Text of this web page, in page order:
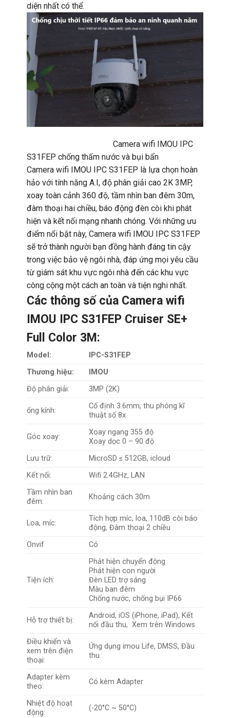
diện nhất có thể.
Camera wifi IMOU IPC
S31FEP chống thấm nước và bụi bẩn
Camera wifi IMOU IPC S31FEP là lựa chọn hoàn
hảo với tính năng A.I, độ phân giải cao 2K 3MP,
xoay toàn cảnh 360 độ, tầm nhìn ban đêm 30m,
đàm thoại hai chiều, báo động đèn còi khi phát
hiện và kết nối mạng nhanh chóng. Với những ưu
điểm nổi bật này, Camera wifi IMOU IPC S31FEP
sẽ trở thành người bạn đồng hành đáng tin cậy
trong việc bảo vệ ngôi nhà, đáp ứng mọi yêu cầu
từ giám sát khu vực ngôi nhà đến các khu vực
công cộng một cách an toàn và tiện nghi nhất.
Các thông số của Camera wifi
IMOU IPC S31FEP Cruiser SE+
Full Color 3M:
Model:
IPC-S31FEP
Thương hiệu:
IMOU
Độ phân giải:
3MP (2K)
ống kính:
Cố định 3.6mm, thu phóng kĩ
thuật số 8x
Góc xoay:
Xoay ngang 355 độ
Xoay dọc 0 – 90 độ
Lưu trữ:
MicroSD ≤ 512GB, icloud
Kết nối:
Wifi 2.4GHz, LAN
Tầm nhìn ban
đêm:
Khoảng cách 30m
Loa, míc:
Tích hợp míc, loa, 110dB còi báo
động, Đàm thoại 2 chiều
Onvif
Có
Tiện ích:
Phát hiện chuyển động
Phát hiện con người
Đèn LED trợ sáng
Màu ban đêm
Chống nước, chống bụi IP66
Hỗ trợ thiết bị:
Android, iOS (iPhone, iPad), Kết
nối đầu thu, Xem trên Windows
Điều khiển và
xem trên điện
thoại:
Ứng dụng imou Life, DMSS, Đầu
thu
Adapter kèm
theo:
Có kèm Adapter
Nhiệt độ hoạt
động:
(-20°C ~ 50°C)